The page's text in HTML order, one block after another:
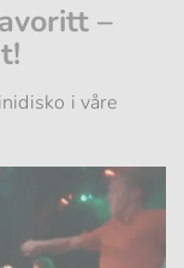
–
i våre